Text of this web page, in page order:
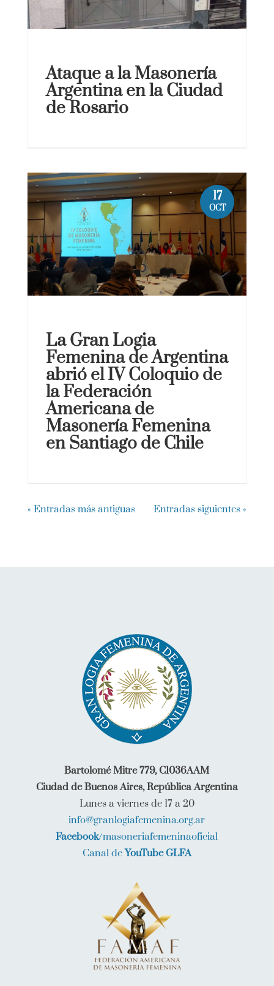
Ataque a la Masonería
Argentina en la Ciudad
de Rosario
La Gran Logia
Femenina de Argentina
abrió el IV Coloquio de
la Federación
Americana de
Masonería Femenina
en Santiago de Chile
17
OCT
« Entradas más antiguas Entradas siguientes »
Bartolomé Mitre 779, C1036AAM
Ciudad de Buenos Aires, República Argentina
Lunes a viernes de 17 a 20
info@granlogiafemenina.org.ar
Facebook/masoneriafemeninaoficial
Canal deYouTube GLFA